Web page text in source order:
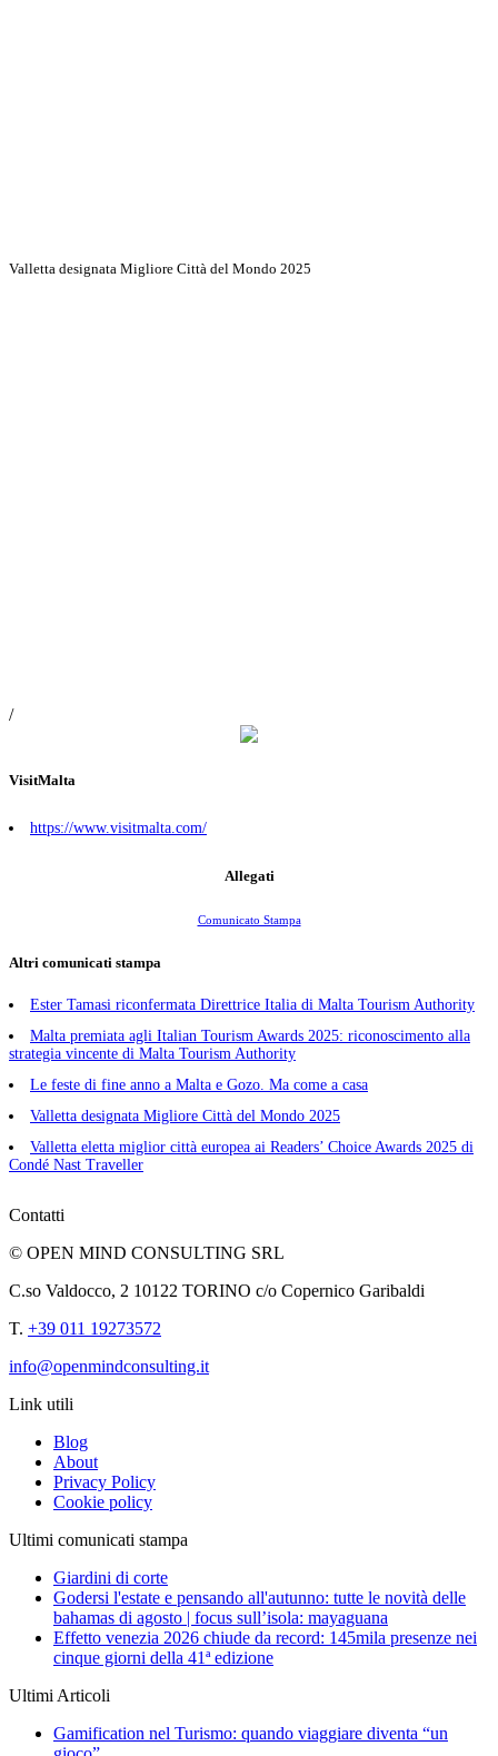
Valletta designata Migliore Città del Mondo 2025
/
VisitMalta
https://www.visitmalta.com/
Allegati
Comunicato Stampa
Altri comunicati stampa
Ester Tamasi riconfermata Direttrice Italia di Malta Tourism Authority
Malta premiata agli Italian Tourism Awards 2025: riconoscimento alla
strategia vincente di Malta Tourism Authority
Le feste di fine anno a Malta e Gozo. Ma come a casa
Valletta designata Migliore Città del Mondo 2025
Valletta eletta miglior città europea ai Readers’ Choice Awards 2025 di
Condé Nast Traveller
Contatti
© OPEN MIND CONSULTING SRL
C.so Valdocco, 2 10122 TORINO c/o Copernico Garibaldi
T. +39 011 19273572
info@openmindconsulting.it
Link utili
Blog
About
Privacy Policy
Cookie policy
Ultimi comunicati stampa
Giardini di corte
Godersi l'estate e pensando all'autunno: tutte le novità delle
bahamas di agosto | focus sull’isola: mayaguana
Effetto venezia 2026 chiude da record: 145mila presenze nei
cinque giorni della 41ª edizione
Ultimi Articoli
Gamification nel Turismo: quando viaggiare diventa “un